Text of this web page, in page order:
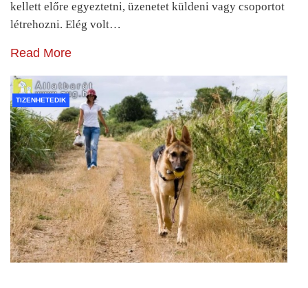
kellett előre egyeztetni, üzenetet küldeni vagy csoportot
létrehozni. Elég volt…
Read More
TIZENHETEDIK